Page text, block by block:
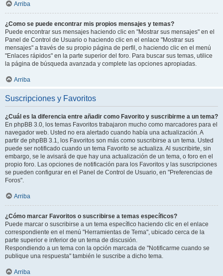
Arriba
¿Como se puede encontrar mis propios mensajes y temas?
Puede encontrar sus mensajes haciendo clic en "Mostrar sus mensajes" en el
Panel de Control de Usuario o haciendo clic en el enlace "Mostrar sus
mensajes" a través de su propio página de perfil, o haciendo clic en el menú
"Enlaces rápidos" en la parte superior del foro. Para buscar sus temas, utilice
la página de búsqueda avanzada y complete las opciones apropiadas.
Arriba
Suscripciones y Favoritos
¿Cuál es la diferencia entre añadir como Favorito y suscribirme a un tema?
En phpBB 3.0, los temas Favoritos trabajaron mucho como marcadores para el
navegador web. Usted no era alertado cuando había una actualización. A
partir de phpBB 3.1, los Favoritos son más como suscribirse a un tema. Usted
puede ser notificado cuando un tema Favorito se actualiza. Al suscribirte, sin
embargo, se le avisará de que hay una actualización de un tema, o foro en el
propio foro. Las opciones de notificación para los Favoritos y las suscripciones
se pueden configurar en el Panel de Control de Usuario, en "Preferencias de
Foros".
Arriba
¿Cómo marcar Favoritos o suscribirse a temas específicos?
Puede marcar o suscribirse a un tema específico haciendo clic en el enlace
correspondiente en el menú "Herramientas de Tema", ubicado cerca de la
parte superior e inferior de un tema de discusión.
Respondiendo a un tema con la opción marcada de "Notificarme cuando se
publique una respuesta" también le suscribe a dicho tema.
Arriba